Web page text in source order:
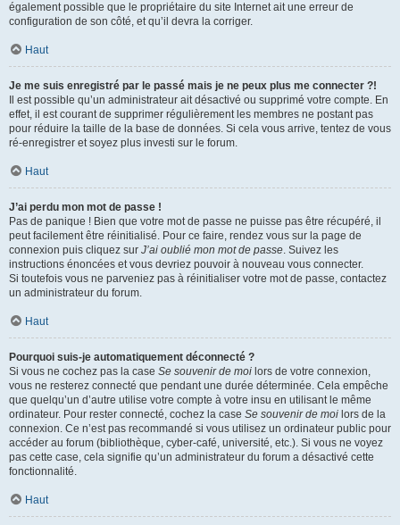
également possible que le propriétaire du site Internet ait une erreur de
configuration de son côté, et qu’il devra la corriger.
Haut
Je me suis enregistré par le passé mais je ne peux plus me connecter ?!
Il est possible qu’un administrateur ait désactivé ou supprimé votre compte. En
effet, il est courant de supprimer régulièrement les membres ne postant pas
pour réduire la taille de la base de données. Si cela vous arrive, tentez de vous
ré-enregistrer et soyez plus investi sur le forum.
Haut
J’ai perdu mon mot de passe !
Pas de panique ! Bien que votre mot de passe ne puisse pas être récupéré, il
peut facilement être réinitialisé. Pour ce faire, rendez vous sur la page de
connexion puis cliquez sur J’ai oublié mon mot de passe. Suivez les
instructions énoncées et vous devriez pouvoir à nouveau vous connecter.
Si toutefois vous ne parveniez pas à réinitialiser votre mot de passe, contactez
un administrateur du forum.
Haut
Pourquoi suis-je automatiquement déconnecté ?
Si vous ne cochez pas la case Se souvenir de moi lors de votre connexion,
vous ne resterez connecté que pendant une durée déterminée. Cela empêche
que quelqu’un d’autre utilise votre compte à votre insu en utilisant le même
ordinateur. Pour rester connecté, cochez la case Se souvenir de moi lors de la
connexion. Ce n’est pas recommandé si vous utilisez un ordinateur public pour
accéder au forum (bibliothèque, cyber-café, université, etc.). Si vous ne voyez
pas cette case, cela signifie qu’un administrateur du forum a désactivé cette
fonctionnalité.
Haut